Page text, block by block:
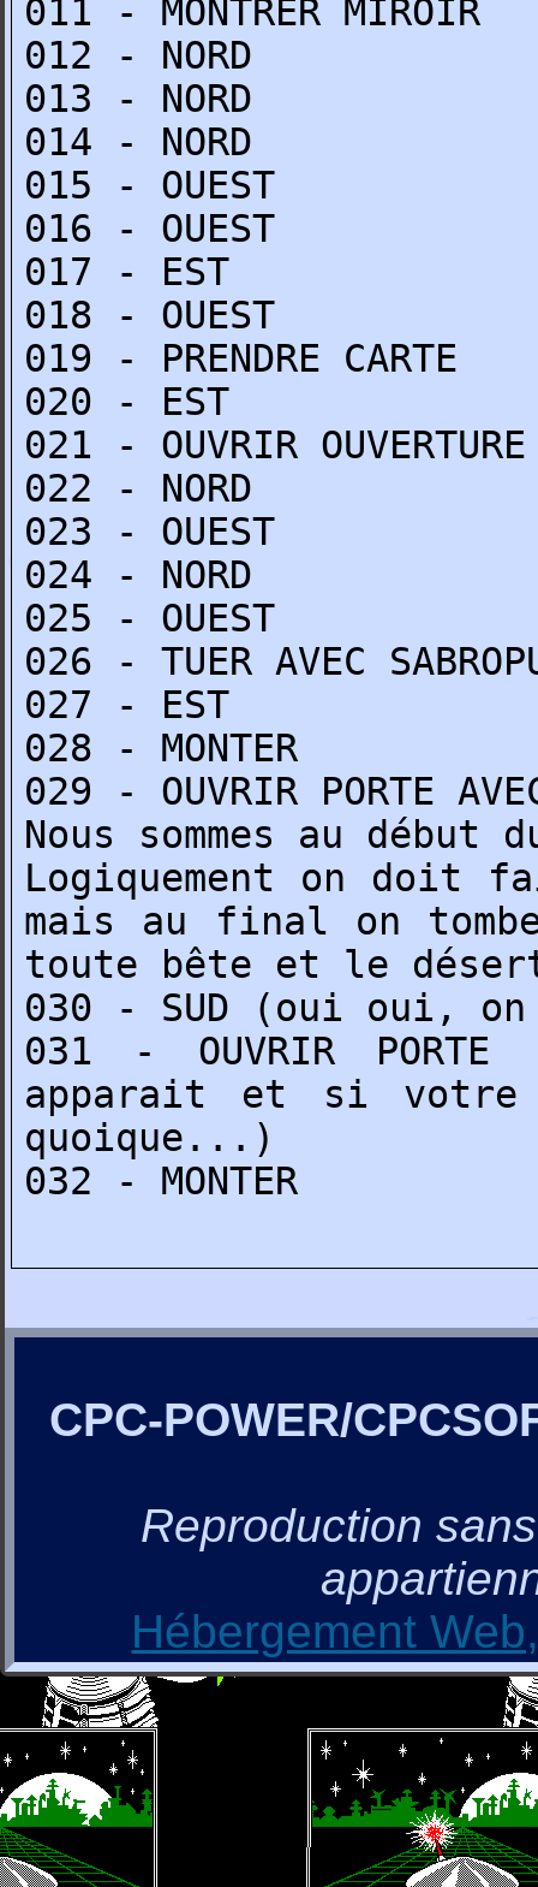
011 - MONTRER MIROIR
012 - NORD
013 - NORD
014 - NORD
015 - OUEST
016 - OUEST
017 - EST
018 - OUEST
019 - PRENDRE CARTE
020 - EST
021 - OUVRIR OUVERTURE
022 - NORD
023 - OUEST
024 - NORD
025 - OUEST
026 - TUER AVEC
027 - EST
028 - MONTER
029 - OUVRIR PORTE
Nous sommes au début
Logiquement on doit
mais au final on
toute bête et le
030 - SUD (oui oui,
031 - OUVRIR
apparait et si votre
quoique...)
032 - MONTER
CPC-POWER/
Reproduction
Hébergement